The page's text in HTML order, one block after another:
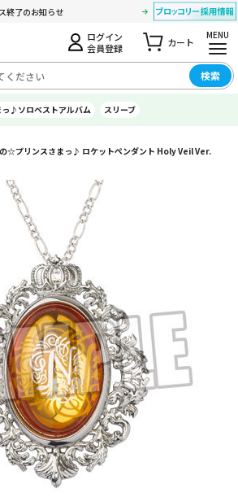
終了のお知らせ
ログイン
会員登録
カート
MENU
検索
♪ソロベストアルバム スリーブ
の☆プリンスさまっ♪ ロケットペンダント Holy Veil Ver.